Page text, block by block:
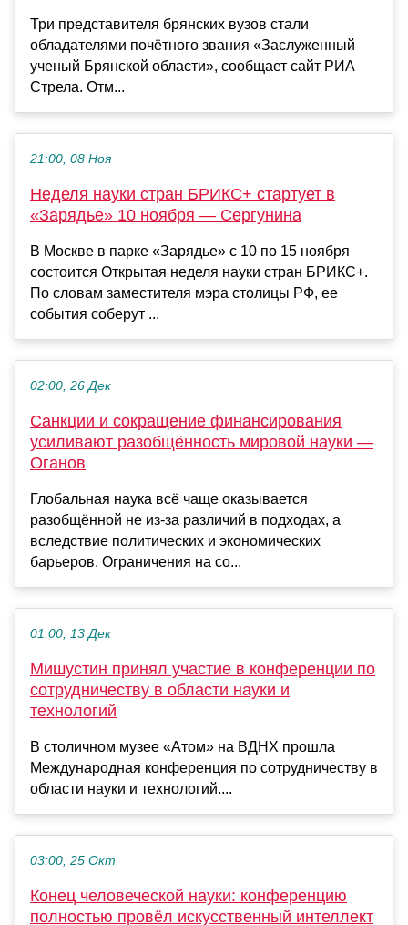
Три представителя брянских вузов стали
обладателями почётного звания «Заслуженный
ученый Брянской области», сообщает сайт РИА
Стрела. Отм...
21:00, 08 Ноя
Неделя науки стран БРИКС+ стартует в
«Зарядье» 10 ноября — Сергунина
В Москве в парке «Зарядье» с 10 по 15 ноября
состоится Открытая неделя науки стран БРИКС+.
По словам заместителя мэра столицы РФ, ее
события соберут ...
02:00, 26 Дек
Санкции и сокращение финансирования
усиливают разобщённость мировой науки —
Оганов
Глобальная наука всё чаще оказывается
разобщённой не из-за различий в подходах, а
вследствие политических и экономических
барьеров. Ограничения на со...
01:00, 13 Дек
Мишустин принял участие в конференции по
сотрудничеству в области науки и
технологий
В столичном музее «Атом» на ВДНХ прошла
Международная конференция по сотрудничеству в
области науки и технологий....
03:00, 25 Окт
Конец человеческой науки: конференцию
полностью провёл искусственный интеллект